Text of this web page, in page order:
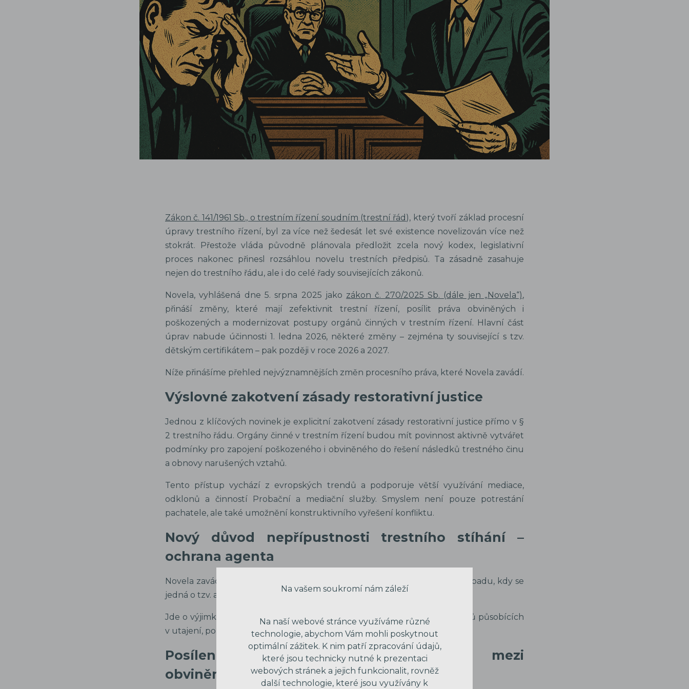
Zákon č. 141/1961 Sb., o trestním řízení soudním (trestní řád ), který tvoří základ procesní
úpravy trestního řízení, byl za více než šedesát let své existence novelizován více než
stokrát. Přestože vláda původně plánovala předložit zcela nový kodex, legislativní
proces nakonec přinesl rozsáhlou novelu trestních předpisů. Ta zásadně zasahuje
nejen do trestního řádu, ale i do celé řady souvisejících zákonů.
Novela, vyhlášená dne 5. srpna 2025 jako zákon č. 270/2025 Sb. (dále jen „Novela“),
přináší změny, které mají zefektivnit trestní řízení, posílit práva obviněných i
poškozených a modernizovat postupy orgánů činných v trestním řízení. Hlavní část
úprav nabude účinnosti 1. ledna 2026, některé změny – zejména ty související s tzv.
dětským certifikátem – pak později v roce 2026 a 2027.
Níže přinášíme přehled nejvýznamnějších změn procesního práva, které Novela zavádí.
Výslovné zakotvení zásady restorativní justice
Jednou z klíčových novinek je explicitní zakotvení zásady restorativní justice přímo v §
2 trestního řádu. Orgány činné v trestním řízení budou mít povinnost aktivně vytvářet
podmínky pro zapojení poškozeného i obviněného do řešení následků trestného činu
a obnovy narušených vztahů.
Tento přístup vychází z evropských trendů a podporuje větší využívání mediace,
odklonů a činností Probační a mediační služby. Smyslem není pouze potrestání
pachatele, ale také umožnění konstruktivního vyřešení konfliktu.
Nový důvod nepřípustnosti trestního stíhání –
ochrana agenta
Novela zavádí nový důvod, kdy je trestní stíhání nepřípustné – týká se případu, kdy se
jedná o tzv. agenta postupujícího v rámci oprávnění podle trestního řádu.
Jde o výjimku ze zásady legality, která má bránit trestnímu stíhání policistů působících
v utajení, pokud splní přísné zákonem stanovené podmínky.
Posílení ochrany důvěrné komunikace mezi
obviněným a obhájcem
Na vašem soukromí nám záleží
Na naší webové stránce využíváme různé
technologie, abychom Vám mohli poskytnout
optimální zážitek. K nim patří zpracování údajů,
které jsou technicky nutné k prezentaci
webových stránek a jejich funkcionalit, rovněž
další technologie, které jsou využívány k